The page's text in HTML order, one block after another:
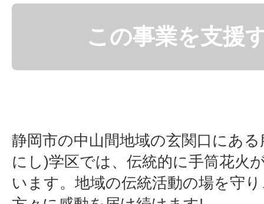
この事業を支援
静岡市の中山間地域の玄関口にあ
にし)学区では、伝統的に手筒花火
います。地域の伝統活動の場を守